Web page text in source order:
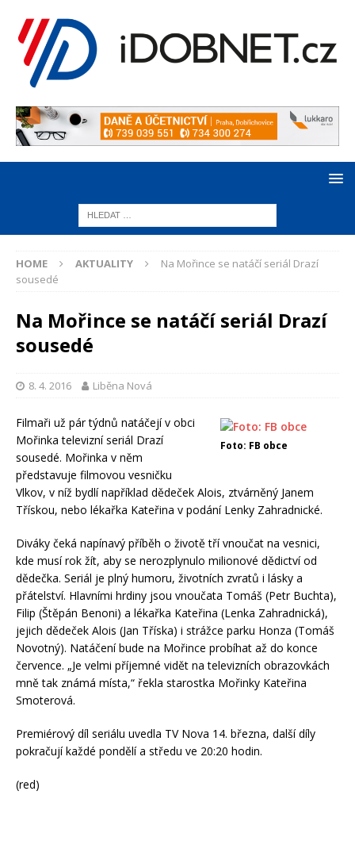
HOME AKTUALITY
Na Mořince se natáčí seriál Drazí
sousedé
Na Mořince se natáčí seriál Drazí
sousedé
8. 4. 2016 Liběna Nová
Foto: FB obce
Filmaři už pár týdnů natáčejí v obci
Mořinka televizní seriál Drazí
sousedé. Mořinka v něm
představuje filmovou vesničku
Vlkov, v níž bydlí například dědeček Alois, ztvárněný Janem
Třískou, nebo lékařka Kateřina v podání Lenky Zahradnické.
Diváky čeká napínavý příběh o životě tří vnoučat na vesnici,
kde musí rok žít, aby se nerozplynulo milionové dědictví od
dědečka. Seriál je plný humoru, životních zvratů i lásky a
přátelství. Hlavními hrdiny jsou vnoučata Tomáš (Petr Buchta),
Filip (Štěpán Benoni) a lékařka Kateřina (Lenka Zahradnická),
jejich dědeček Alois (Jan Tříska) i strážce parku Honza (Tomáš
Novotný). Natáčení bude na Mořince probíhat až do konce
července. „Je velmi příjemné vidět na televizních obrazovkách
mně tak známá místa,“ řekla starostka Mořinky Kateřina
Smoterová.
Premiérový díl seriálu uvedla TV Nova 14. března, další díly
pokračují každé pondělí a středu ve 20:20 hodin.
(red)